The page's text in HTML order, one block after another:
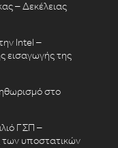
– Δεκέλειας
Intel –
εισαγωγής της
στο
ΓΣΠ –
υποστατικών